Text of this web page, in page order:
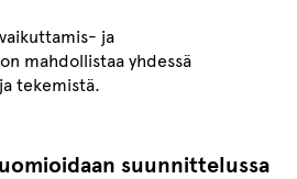
ja
mahdollistaa yhdessä
tekemistä.
suunnittelussa